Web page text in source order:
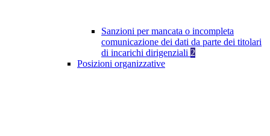
Sanzioni per mancata o incompleta
comunicazione dei dati da parte dei titolari
di incarichi dirigenziali 2
Posizioni organizzative